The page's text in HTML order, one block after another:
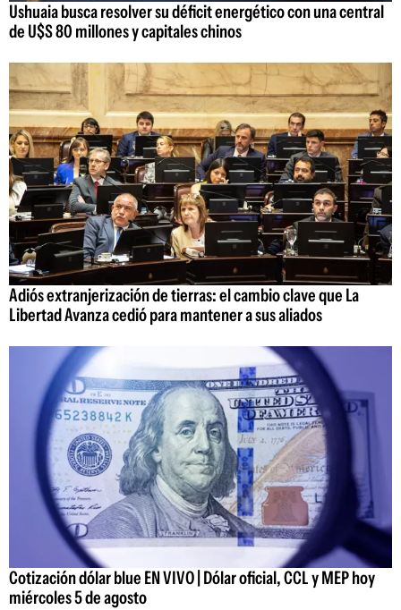
Ushuaia busca resolver su déficit energético con una central
de U$S 80 millones y capitales chinos
Adiós extranjerización de tierras: el cambio clave que La
Libertad Avanza cedió para mantener a sus aliados
Cotización dólar blue EN VIVO | Dólar oficial, CCL y MEP hoy
miércoles 5 de agosto